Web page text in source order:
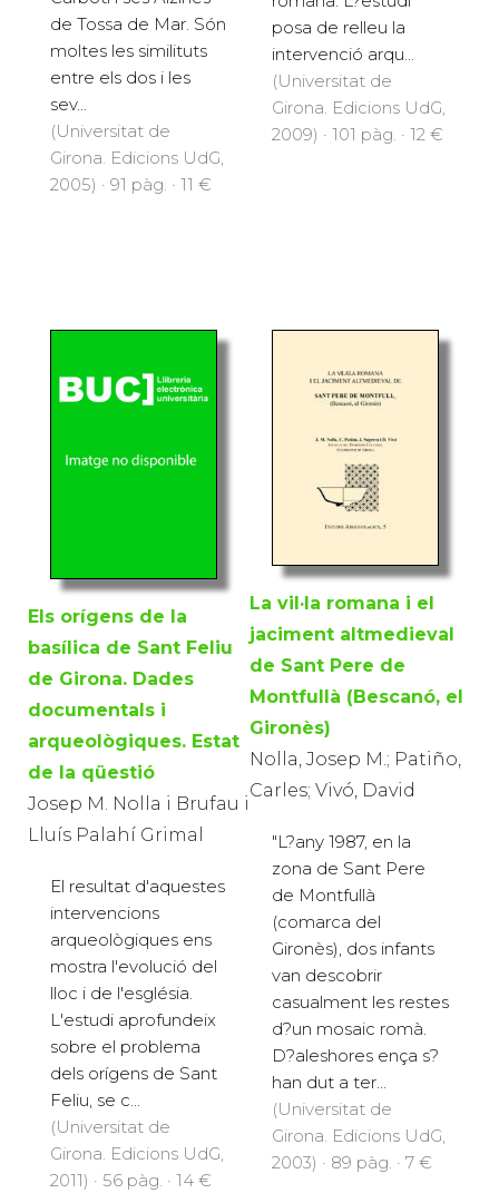
de Tossa de Mar. Són
moltes les similituts
entre els dos i les
sev...
(Universitat de
Girona. Edicions UdG,
2005) · 91 pàg. · 11 €
posa de relleu la
intervenció arqu...
(Universitat de
Girona. Edicions UdG,
2009) · 101 pàg. · 12 €
Els orígens de la
basílica de Sant Feliu
de Girona. Dades
documentals i
arqueològiques. Estat
de la qüestió
Josep M. Nolla i Brufau i
Lluís Palahí Grimal
El resultat d'aquestes
intervencions
arqueològiques ens
mostra l'evolució del
lloc i de l'església.
L'estudi aprofundeix
sobre el problema
dels orígens de Sant
Feliu, se c...
(Universitat de
Girona. Edicions UdG,
2011) · 56 pàg. · 14 €
La vil·la romana i el
jaciment altmedieval
de Sant Pere de
Montfullà (Bescanó, el
Gironès)
Nolla, Josep M.; Patiño,
Carles; Vivó, David
"L?any 1987, en la
zona de Sant Pere
de Montfullà
(comarca del
Gironès), dos infants
van descobrir
casualment les restes
d?un mosaic romà.
D?aleshores ença s?
han dut a ter...
(Universitat de
Girona. Edicions UdG,
2003) · 89 pàg. · 7 €